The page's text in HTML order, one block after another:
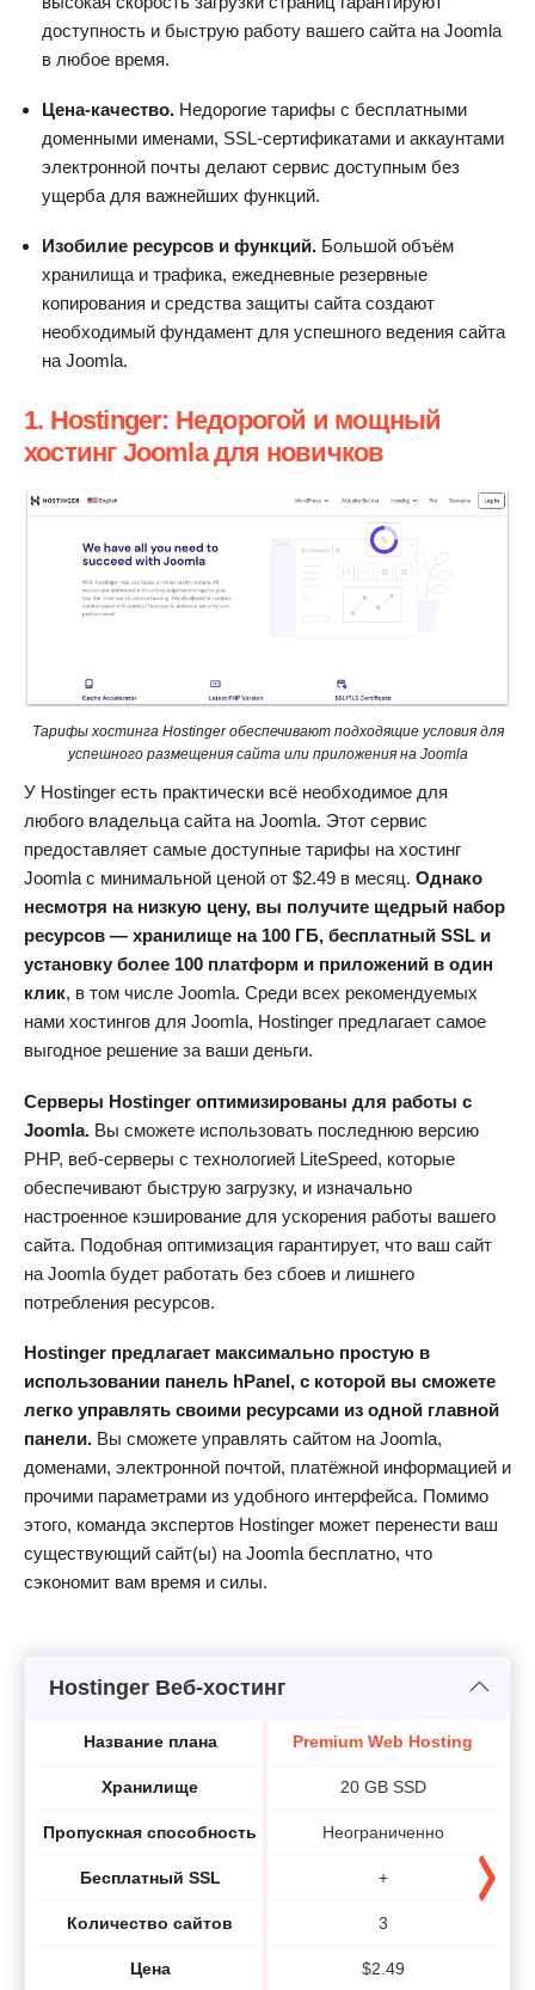
доступность и быструю работу вашего сайта на Joomla
в любое время.
Цена-качество. Недорогие тарифы с бесплатными
доменными именами, SSL-сертификатами и аккаунтами
электронной почты делают сервис доступным без
ущерба для важнейших функций.
Изобилие ресурсов и функций. Большой объём
хранилища и трафика, ежедневные резервные
копирования и средства защиты сайта создают
необходимый фундамент для успешного ведения сайта
на Joomla.
1. Hostinger: Недорогой и мощный
хостинг Joomla для новичков
Тарифы хостинга Hostinger обеспечивают подходящие условия для
успешного размещения сайта или приложения на Joomla
У Hostinger есть практически всё необходимое для
любого владельца сайта на Joomla. Этот сервис
предоставляет самые доступные тарифы на хостинг
Joomla с минимальной ценой от $2.49 в месяц. Однако
несмотря на низкую цену, вы получите щедрый набор
ресурсов — хранилище на 100 ГБ, бесплатный SSL и
установку более 100 платформ и приложений в один
клик, в том числе Joomla. Среди всех рекомендуемых
нами хостингов для Joomla, Hostinger предлагает самое
выгодное решение за ваши деньги.
Серверы Hostinger оптимизированы для работы с
Joomla. Вы сможете использовать последнюю версию
PHP, веб-серверы с технологией LiteSpeed, которые
обеспечивают быструю загрузку, и изначально
настроенное кэширование для ускорения работы вашего
сайта. Подобная оптимизация гарантирует, что ваш сайт
на Joomla будет работать без сбоев и лишнего
потребления ресурсов.
Hostinger предлагает максимально простую в
использовании панель hPanel, с которой вы сможете
легко управлять своими ресурсами из одной главной
панели. Вы сможете управлять сайтом на Joomla,
доменами, электронной почтой, платёжной информацией и
прочими параметрами из удобного интерфейса. Помимо
этого, команда экспертов Hostinger может перенести ваш
существующий сайт(ы) на Joomla бесплатно, что
сэкономит вам время и силы.
Hostinger Веб-хостинг
Название плана
Хранилище
Пропускная способность
Бесплатный SSL
Количество сайтов
Цена
Premium Web Hosting
20 GB SSD
Неограниченно
+
3
$2.49